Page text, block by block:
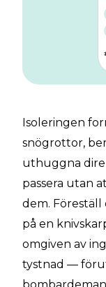
Isoleringen
snögrottor,
uthuggna
passera utan
dem. Föreställ
på en
omgiven av
tystnad —